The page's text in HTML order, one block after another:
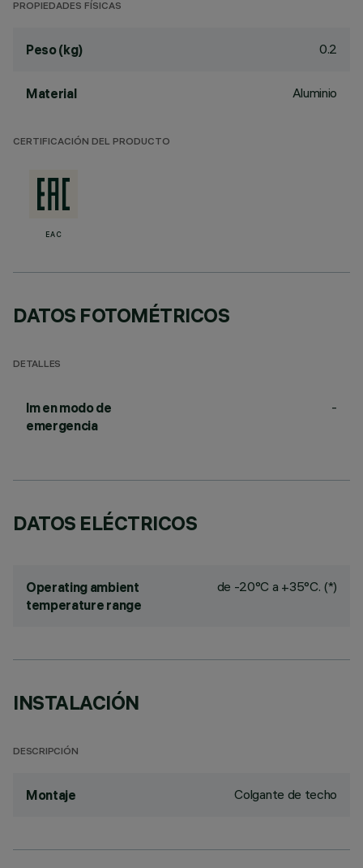
PROPIEDADES FÍSICAS
Peso (kg) 0.2
Material Aluminio
CERTIFICACIÓN DEL PRODUCTO
EAC
DATOS FOTOMÉTRICOS
DETALLES
lm en modo de
emergencia
-
DATOS ELÉCTRICOS
Operating ambient
temperature range
de -20°C a +35°C. (*)
INSTALACIÓN
DESCRIPCIÓN
Montaje Colgante de techo